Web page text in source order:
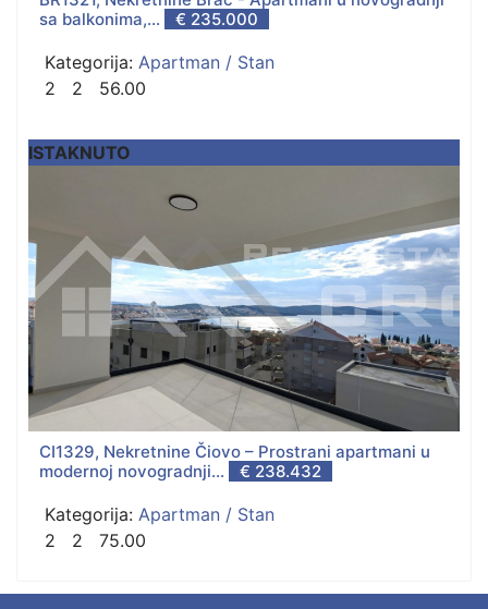
sa balkonima,...
€ 235.000
Kategorija: Apartman / Stan
2
2 56.00
ISTAKNUTO
CI1329, Nekretnine Čiovo – Prostrani apartmani u
modernoj novogradnji...
€ 238.432
Kategorija: Apartman / Stan
2
2 75.00